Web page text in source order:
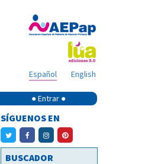
English
Español
● Entrar ●
SÍGUENOS EN
BUSCADOR